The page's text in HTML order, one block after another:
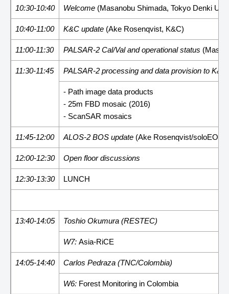
10:30-10:40 Welcome (Masanobu Shimada, Tokyo Denki
10:40-11:00 K&C update (Ake Rosenqvist, K&C)
11:00-11:30 PALSAR-2 Cal/Val and operational status
11:30-11:45 PALSAR-2 processing and data provision to
- Path image data products
- 25m FBD mosaic (2016)
- ScanSAR mosaics
11:45-12:00 ALOS-2 BOS update (Ake Rosenqvist/soloEO,
12:00-12:30 Open floor discussions
12:30-13:30 LUNCH
13:40-14:05 Toshio Okumura (RESTEC)
W7: Asia-RiCE
14:05-14:40 Carlos Pedraza (TNC/Colombia)
W6: Forest Monitoring in Colombia